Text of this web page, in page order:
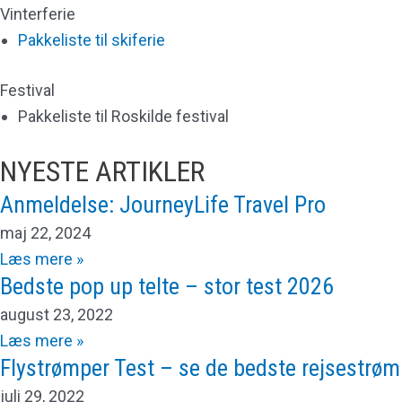
Vinterferie
Pakkeliste til skiferie
Festival
Pakkeliste til Roskilde festival
NYESTE ARTIKLER
Anmeldelse: JourneyLife Travel Pro
maj 22, 2024
Læs mere »
Bedste pop up telte – stor test 2026
august 23, 2022
Læs mere »
Flystrømper Test – se de bedste
juli 29, 2022